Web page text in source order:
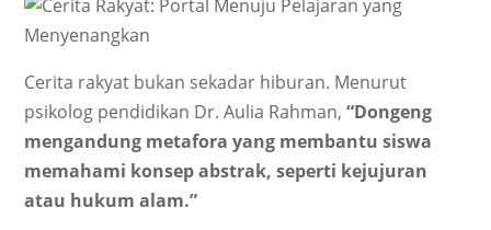
Cerita rakyat bukan sekadar hiburan. Menurut
psikolog pendidikan Dr. Aulia Rahman,“Dongeng
mengandung metafora yang membantu siswa
memahami konsep abstrak, seperti kejujuran
atau hukum alam.”